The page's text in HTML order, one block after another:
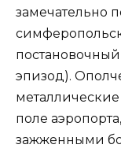
замечательно
эпизод).
поле
зажженными